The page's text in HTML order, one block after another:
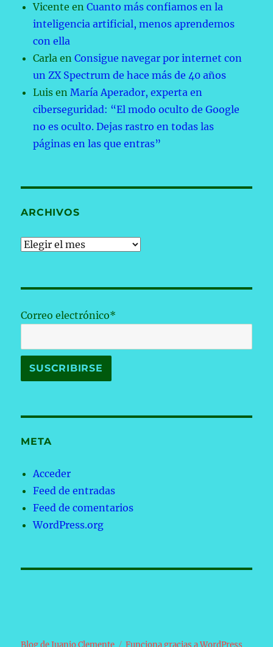
Vicente enCuanto más confiamos en la
inteligencia artificial, menos aprendemos
con ella
Carla enConsigue navegar por internet con
un ZX Spectrum de hace más de 40 años
Luis enMaría Aperador, experta en
ciberseguridad: “El modo oculto de Google
no es oculto. Dejas rastro en todas las
páginas en las que entras”
ARCHIVOS
Archivos
Correo electrónico*
META
Acceder
Feed de entradas
Feed de comentarios
WordPress.org
Blog de Juanjo Clemente Funciona gracias a WordPress